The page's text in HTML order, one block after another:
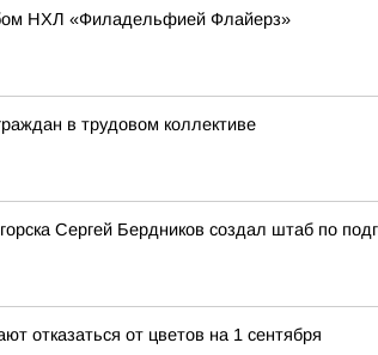
НХЛ «Филадельфией Флайерз»
в трудовом коллективе
Сергей Бердников создал штаб по
отказаться от цветов на 1 сентября